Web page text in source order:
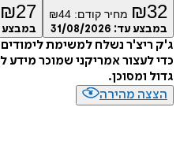
₪ מחיר קודם: ₪44
עד:31/08/2026
₪ 27 מחיר
במבצע עד:
אמריקני שמוכר מידע
מהירה